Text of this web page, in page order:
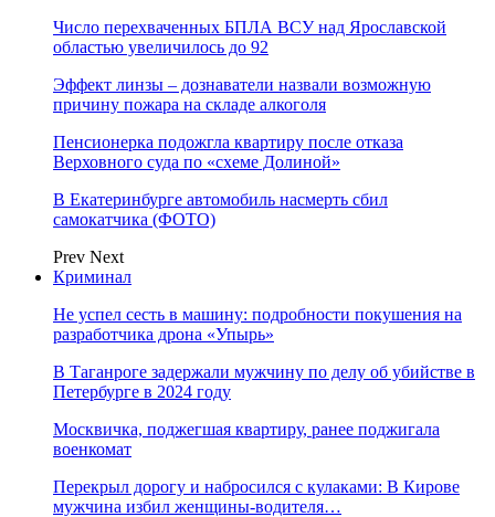
Число перехваченных БПЛА ВСУ над Ярославской
областью увеличилось до 92
Эффект линзы – дознаватели назвали возможную
причину пожара на складе алкоголя
Пенсионерка подожгла квартиру после отказа
Верховного суда по «схеме Долиной»
В Екатеринбурге автомобиль насмерть сбил
самокатчика (ФОТО)
Prev Next
Криминал
Не успел сесть в машину: подробности покушения на
разработчика дрона «Упырь»
В Таганроге задержали мужчину по делу об убийстве в
Петербурге в 2024 году
Москвичка, поджегшая квартиру, ранее поджигала
военкомат
Перекрыл дорогу и набросился с кулаками: В Кирове
мужчина избил женщины-водителя…